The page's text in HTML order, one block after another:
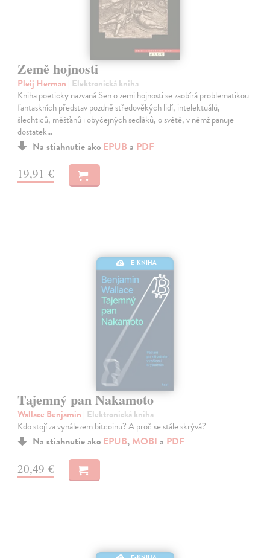
Země hojnosti
Pleij Herman | Elektronická kniha
Kniha poeticky nazvaná Sen o zemi hojnosti se zaobírá problematikou
fantaskních představ pozdně středověkých lidí, intelektuálů,
šlechticů, měšťanů i obyčejných sedláků, o světě, v němž panuje
dostatek…
Na stiahnutie ako EPUB a PDF
19,91 €
E-KNIHA
Tajemný pan Nakamoto
Wallace Benjamin | Elektronická kniha
Kdo stojí za vynálezem bitcoinu? A proč se stále skrývá?
Na stiahnutie ako EPUB, MOBI a PDF
20,49 €